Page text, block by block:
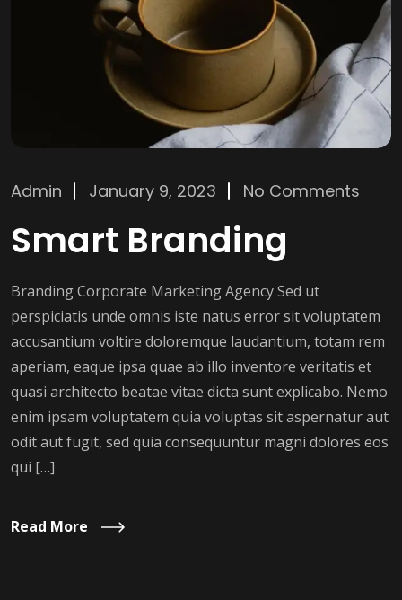
Admin January 9, 2023 No Comments
Smart Branding
Branding Corporate Marketing Agency Sed ut
perspiciatis unde omnis iste natus error sit voluptatem
accusantium voltire doloremque laudantium, totam rem
aperiam, eaque ipsa quae ab illo inventore veritatis et
quasi architecto beatae vitae dicta sunt explicabo. Nemo
enim ipsam voluptatem quia voluptas sit aspernatur aut
odit aut fugit, sed quia consequuntur magni dolores eos
qui […]
Read More